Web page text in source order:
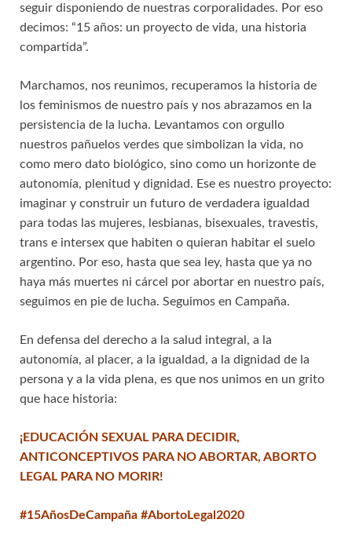
seguir disponiendo de nuestras corporalidades. Por eso
decimos: “15 años: un proyecto de vida, una historia
compartida”.
Marchamos, nos reunimos, recuperamos la historia de
los feminismos de nuestro país y nos abrazamos en la
persistencia de la lucha. Levantamos con orgullo
nuestros pañuelos verdes que simbolizan la vida, no
como mero dato biológico, sino como un horizonte de
autonomía, plenitud y dignidad. Ese es nuestro proyecto:
imaginar y construir un futuro de verdadera igualdad
para todas las mujeres, lesbianas, bisexuales, travestis,
trans e intersex que habiten o quieran habitar el suelo
argentino. Por eso, hasta que sea ley, hasta que ya no
haya más muertes ni cárcel por abortar en nuestro país,
seguimos en pie de lucha. Seguimos en Campaña.
En defensa del derecho a la salud integral, a la
autonomía, al placer, a la igualdad, a la dignidad de la
persona y a la vida plena, es que nos unimos en un grito
que hace historia:
¡EDUCACIÓN SEXUAL PARA DECIDIR,
ANTICONCEPTIVOS PARA NO ABORTAR, ABORTO
LEGAL PARA NO MORIR!
#15AñosDeCampaña #AbortoLegal2020